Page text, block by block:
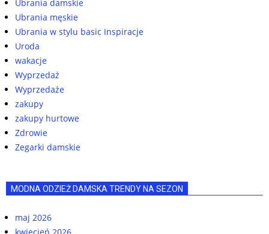
Ubrania damskie
Ubrania męskie
Ubrania w stylu basic Inspiracje
Uroda
wakacje
Wyprzedaż
Wyprzedaże
zakupy
zakupy hurtowe
Zdrowie
Zegarki damskie
MODNA ODZIEŻ DAMSKA TRENDY NA SEZON
maj 2026